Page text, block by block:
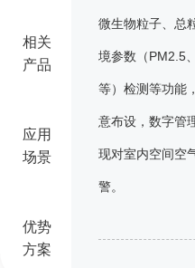
相关
产品
应用
场景
优势
方案
微生物粒子、总
境参数（PM2.5
等）检测等功能
意布设，数字管
现对室内空间空
警。